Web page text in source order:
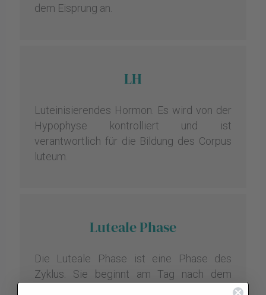
dem Eisprung an.
LH
Luteinisierendes Hormon. Es wird von der
Hypophyse kontrolliert und ist
verantwortlich für die Bildung des Corpus
luteum.
Luteale Phase
Die Luteale Phase ist eine Phase des
Zyklus. Sie beginnt am Tag nach dem